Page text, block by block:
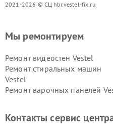
2021-2026 © СЦ hbr.vestel-fix.ru
Мы ремонтируем
Ремонт видеостен Vestel
Ремонт стиральных машин
Vestel
Ремонт варочных панелей
Контакты сервис